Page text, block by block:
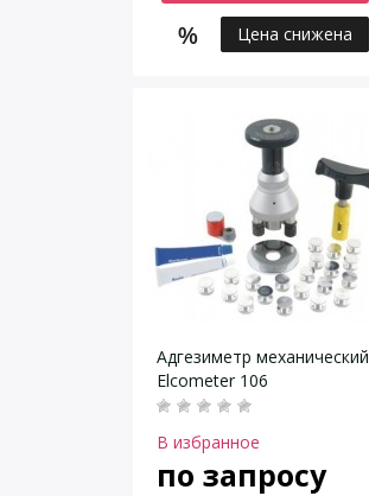
Цена снижена
Адгезиметр механический
Elcometer 106
В избранное
по запросу